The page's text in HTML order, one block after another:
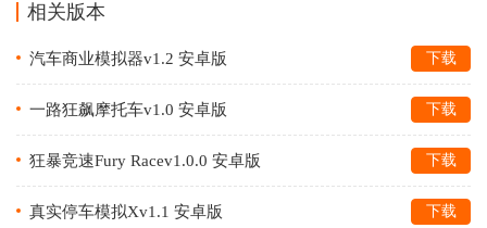
相关版本
汽车商业模拟器v1.2 安卓版 下载
一路狂飙摩托车v1.0 安卓版 下载
狂暴竞速Fury Racev1.0.0 安卓版 下载
真实停车模拟Xv1.1 安卓版 下载